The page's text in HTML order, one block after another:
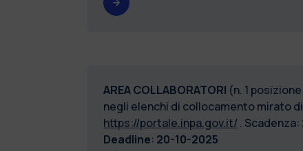
AREA COLLABORATORI (n. 1
negli elenchi di collocamento mirato di
https://portale.inpa.gov.it/ . Scadenza:
Deadline: 20-10-2025